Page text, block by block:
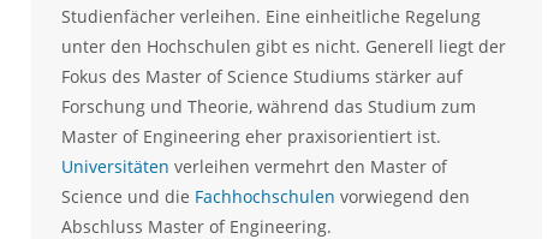
Studienfächer verleihen. Eine einheitliche Regelung
unter den Hochschulen gibt es nicht. Generell liegt der
Fokus des Master of Science Studiums stärker auf
Forschung und Theorie, während das Studium zum
Master of Engineering eher praxisorientiert ist.
Universitäten verleihen vermehrt den Master of
Science und die Fachhochschulen vorwiegend den
Abschluss Master of Engineering.